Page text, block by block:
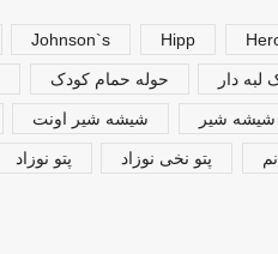
Hipp
Johnson`s
لبه دار حوله حمام کودک
شیشه شیر شیشه شیر اونت
پتو نخی نوزاد پتو نوزاد